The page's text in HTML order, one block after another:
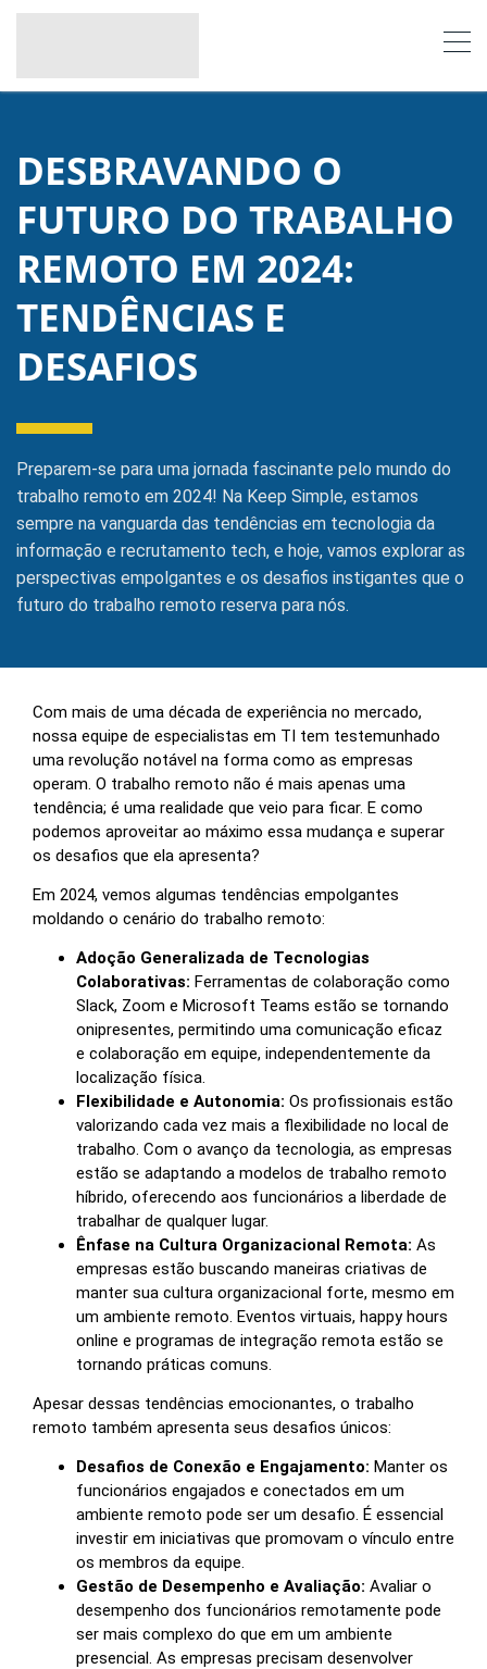
DESBRAVANDO O
FUTURO DO TRABALHO
REMOTO EM 2024:
TENDÊNCIAS E
DESAFIOS
Preparem-se para uma jornada fascinante pelo mundo do
trabalho remoto em 2024! Na Keep Simple, estamos
sempre na vanguarda das tendências em tecnologia da
informação e recrutamento tech, e hoje, vamos explorar as
perspectivas empolgantes e os desafios instigantes que o
futuro do trabalho remoto reserva para nós.
Com mais de uma década de experiência no mercado,
nossa equipe de especialistas em TI tem testemunhado
uma revolução notável na forma como as empresas
operam. O trabalho remoto não é mais apenas uma
tendência; é uma realidade que veio para ficar. E como
podemos aproveitar ao máximo essa mudança e superar
os desafios que ela apresenta?
Em 2024, vemos algumas tendências empolgantes
moldando o cenário do trabalho remoto:
Adoção Generalizada de Tecnologias
Colaborativas: Ferramentas de colaboração como
Slack, Zoom e Microsoft Teams estão se tornando
onipresentes, permitindo uma comunicação eficaz
e colaboração em equipe, independentemente da
localização física.
Flexibilidade e Autonomia: Os profissionais estão
valorizando cada vez mais a flexibilidade no local de
trabalho. Com o avanço da tecnologia, as empresas
estão se adaptando a modelos de trabalho remoto
híbrido, oferecendo aos funcionários a liberdade de
trabalhar de qualquer lugar.
Ênfase na Cultura Organizacional Remota: As
empresas estão buscando maneiras criativas de
manter sua cultura organizacional forte, mesmo em
um ambiente remoto. Eventos virtuais, happy hours
online e programas de integração remota estão se
tornando práticas comuns.
Apesar dessas tendências emocionantes, o trabalho
remoto também apresenta seus desafios únicos:
Desafios de Conexão e Engajamento: Manter os
funcionários engajados e conectados em um
ambiente remoto pode ser um desafio. É essencial
investir em iniciativas que promovam o vínculo entre
os membros da equipe.
Gestão de Desempenho e Avaliação: Avaliar o
desempenho dos funcionários remotamente pode
ser mais complexo do que em um ambiente
presencial. As empresas precisam desenvolver